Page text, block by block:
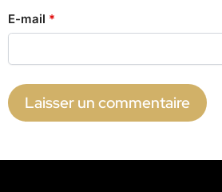
E-mail *